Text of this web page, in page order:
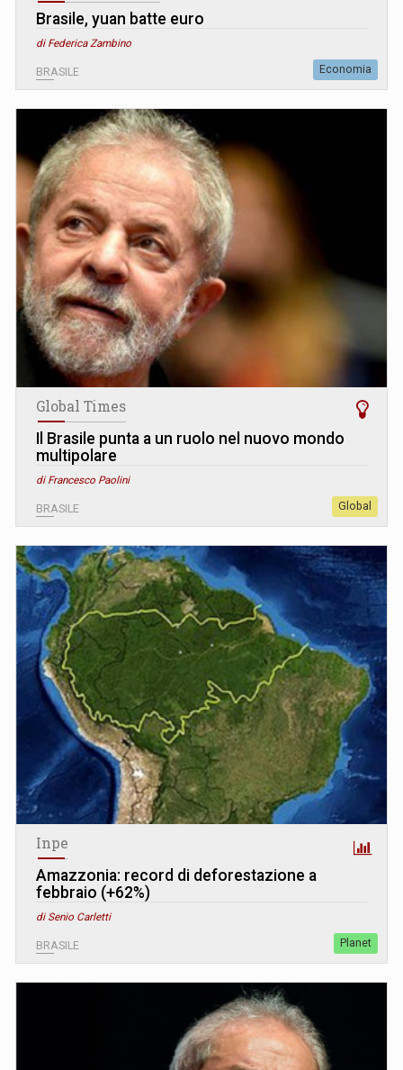
Brasile, yuan batte euro
di Federica Zambino
BRASILE Economia
Global Times
Il Brasile punta a un ruolo nel nuovo mondo
multipolare
di Francesco Paolini
BRASILE Global
Inpe
Amazzonia: record di deforestazione a
febbraio (+62%)
di Senio Carletti
BRASILE Planet